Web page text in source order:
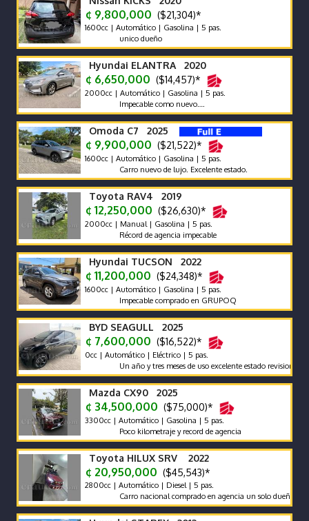
¢ 9,800,000 ($21,304)*
1600cc | Automático | Gasolina | 5 pas.
unico dueño
Hyundai ELANTRA 2020
¢ 6,650,000 ($14,457)*
2000cc | Automático | Gasolina | 5 pas.
Impecable como nuevo….
Omoda C7 2025
¢ 9,900,000 ($21,522)*
1600cc | Automático | Gasolina | 5 pas.
Carro nuevo de lujo. Excelente estado.
Toyota RAV4 2019
¢ 12,250,000 ($26,630)*
2000cc | Manual | Gasolina | 5 pas.
Récord de agencia impecable
Hyundai TUCSON 2022
¢ 11,200,000 ($24,348)*
1600cc | Automático | Gasolina | 5 pas.
Impecable comprado en GRUPOQ
BYD SEAGULL 2025
¢ 7,600,000 ($16,522)*
0cc | Automático | Eléctrico | 5 pas.
Un año y tres meses de uso excelente estado revision reciente
Mazda CX90 2025
¢ 34,500,000 ($75,000)*
3300cc | Automático | Gasolina | 5 pas.
Poco kilometraje y record de agencia
Toyota HILUX SRV 2022
¢ 20,950,000 ($45,543)*
2800cc | Automático | Diesel | 5 pas.
Carro nacional comprado en agencia un solo dueño récord y